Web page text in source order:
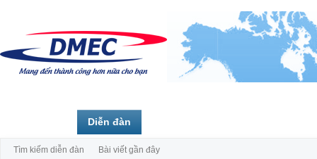
Diễn đàn
Tìm kiếm diễn đàn Bài viết gần đây